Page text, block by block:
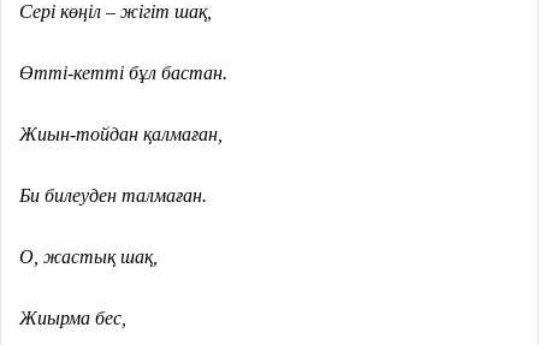
Сері көңіл – жігіт шақ,
Өтті-кетті бұл бастан.
Жиын-тойдан қалмаған,
Би билеуден талмаған.
О, жастық шақ,
Жиырма бес,